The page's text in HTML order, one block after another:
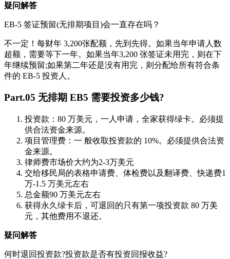
疑问解答
EB-5 签证预留(无排期项目)会一直存在吗？
不一定！每财年 3,200张配额，先到先得。如果当年申请人数
超额，需要等下一年。如果当年3,200 张签证未用完，则在下
年继续预留;如果第二年还是没有用完，则分配给所有符合条
件的 EB-5 投资人。
Part.05 无排期 EB5 需要投资多少钱?
投资款：80 万美元，一人申请，全家获得绿卡。必须提
供合法资金来源。
项目管理费：一 般收取投资款的 10%。必须提供合法资
金来源。
律师费市场价大约为2-3万美元
交给移民局的表格申请费、体检费以及翻译费、快递费1
万-1.5 万美元左右
总金额90 万美元左右
获得永久绿卡后，可退回的只有第一项投资款 80 万美
元，其他费用不退还。
疑问解答
何时退回投资款?投资款是否有投资回报收益?